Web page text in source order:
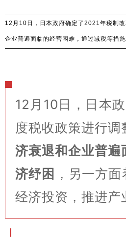
12月10日，日本政府确定了2021年税制
企业普遍面临的经营困难，通过减税等措
12月10日，日本
度税收政策进行
济衰退和企业普
济纾困 ，另一方
经济投资，推进